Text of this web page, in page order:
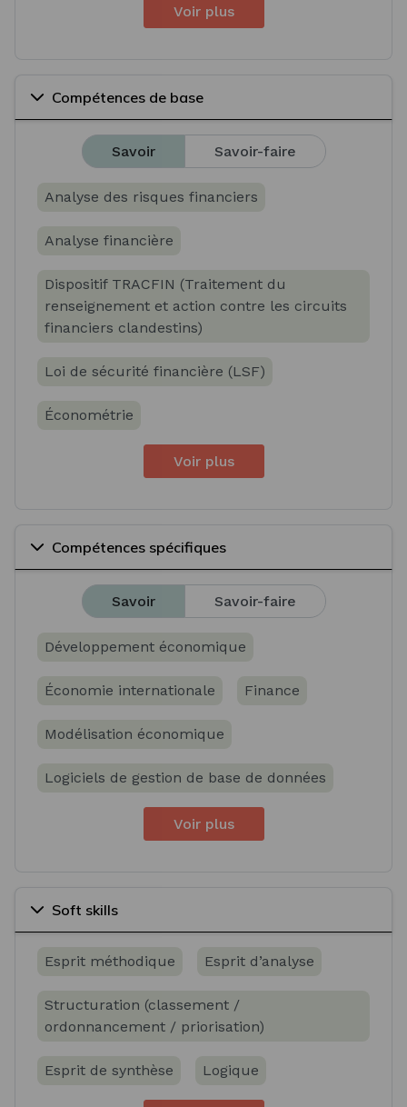
Voir plus
Compétences de base
Savoir Savoir-faire
Analyse des risques financiers
Analyse financière
Dispositif TRACFIN (Traitement du
renseignement et action contre les circuits
financiers clandestins)
Loi de sécurité financière (LSF)
Économétrie
Voir plus
Compétences spécifiques
Savoir Savoir-faire
Développement économique
Économie internationale Finance
Modélisation économique
Logiciels de gestion de base de données
Voir plus
Soft skills
Esprit méthodique Esprit d’analyse
Structuration (classement /
ordonnancement / priorisation)
Esprit de synthèse Logique